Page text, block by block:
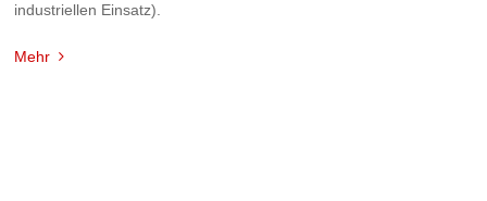
industriellen Einsatz).
Mehr